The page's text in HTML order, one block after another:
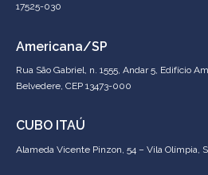
17525-030
Americana/SP
Rua São Gabriel, n. 1555, Andar 5, Edifício
Belvedere, CEP 13473-000
CUBO ITAÚ
Alameda Vicente Pinzon, 54 – Vila Olímpia,